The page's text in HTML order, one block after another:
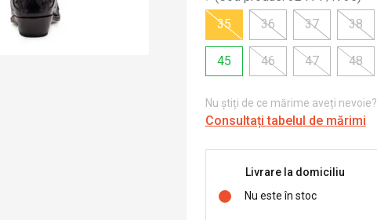
35
36 37 38
45 46 47 48
Nu știți de ce mărime aveți nevoie?
Consultați tabelul de mărimi
Livrare la domiciliu
Nu este în stoc